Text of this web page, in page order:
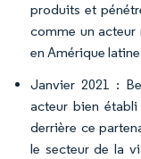
produits et
comme un acteur
en Amérique
Janvier 2021 :
acteur bien
derrière ce
le secteur de la